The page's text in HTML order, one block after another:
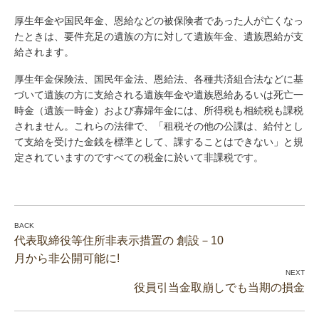
厚生年金や国民年金、恩給などの被保険者であった人が亡くなっ
たときは、要件充足の遺族の方に対して遺族年金、遺族恩給が支
給されます。
厚生年金保険法、国民年金法、恩給法、各種共済組合法などに基
づいて遺族の方に支給される遺族年金や遺族恩給あるいは死亡一
時金（遺族一時金）および寡婦年金には、所得税も相続税も課税
されません。これらの法律で、「租税その他の公課は、給付とし
て支給を受けた金銭を標準として、課することはできない」と規
定されていますのですべての税金に於いて非課税です。
代表取締役等住所非表示措置の 創設－10
月から非公開可能に!
役員引当金取崩しでも当期の損金